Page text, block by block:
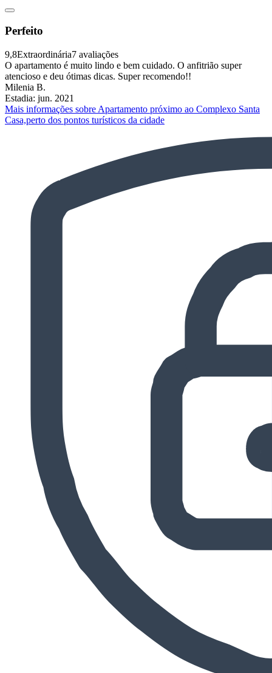
Perfeito
9,8Extraordinária7 avaliações
O apartamento é muito lindo e bem cuidado. O anfitrião super
atencioso e deu ótimas dicas. Super recomendo!!
Milenia B.
Estadia: jun. 2021
Mais informações sobre Apartamento próximo ao Complexo Santa
Casa,perto dos pontos turísticos da cidade